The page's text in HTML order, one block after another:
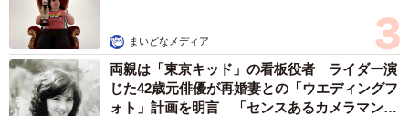
まいどなメディア
両親は「東京キッド」の看板役者 ライダー演
じた42歳元俳優が再婚妻との「ウエディングフ
ォト」計画を明言 「センスあるカメラマン求